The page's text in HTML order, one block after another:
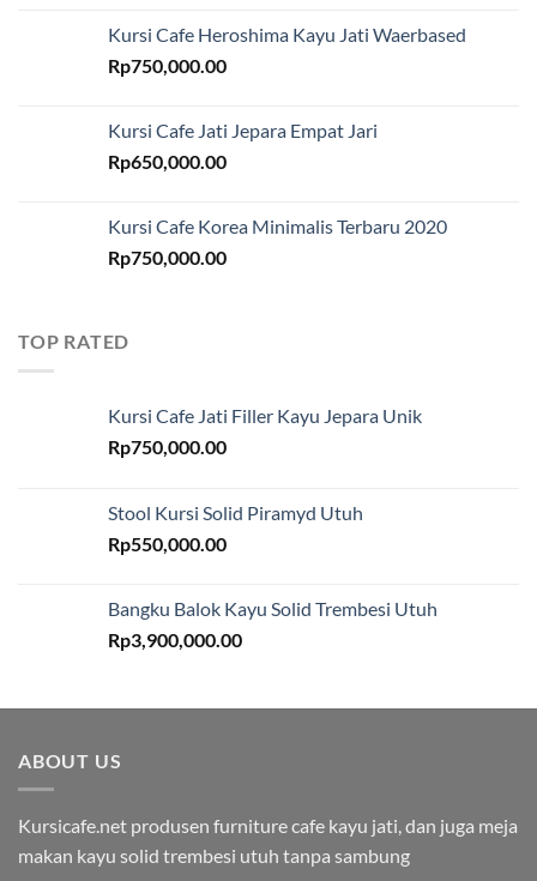
Kursi Cafe Heroshima Kayu Jati Waerbased
Rp750,000.00
Kursi Cafe Jati Jepara Empat Jari
Rp650,000.00
Kursi Cafe Korea Minimalis Terbaru 2020
Rp750,000.00
TOP RATED
Kursi Cafe Jati Filler Kayu Jepara Unik
Rp750,000.00
Stool Kursi Solid Piramyd Utuh
Rp550,000.00
Bangku Balok Kayu Solid Trembesi Utuh
Rp3,900,000.00
ABOUT US
Kursicafe.net produsen furniture cafe kayu jati, dan juga meja
makan kayu solid trembesi utuh tanpa sambung